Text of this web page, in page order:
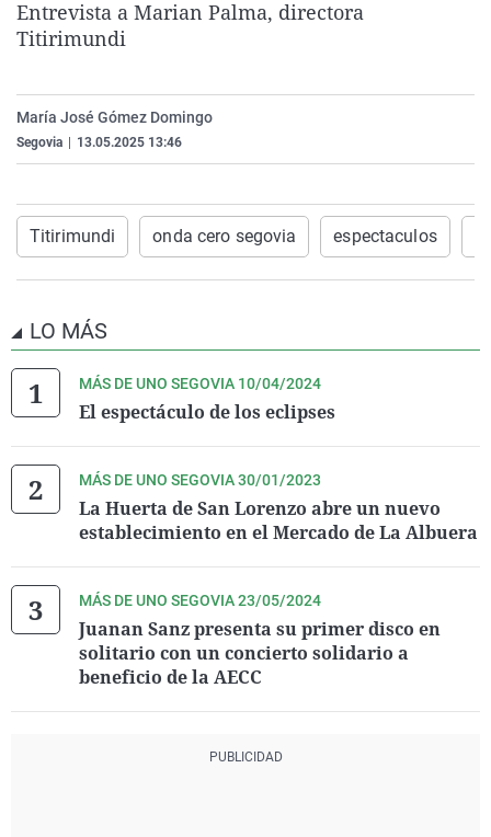
La rosa de los vientos
Como el perro y el
Caso
Equipo de
Extremadura
La Rioja
País Vasco
Virales
Elecciones
Entrevista a Marian Palma, directora
Titirimundi
María José Gómez Domingo
Segovia 13.05.2025 13:46
Titirimundi onda cero segovia espectaculos
LO MÁS
MÁS DE UNO SEGOVIA 10/04/2024
El espectáculo de los eclipses
MÁS DE UNO SEGOVIA 30/01/2023
La Huerta de San Lorenzo abre un nuevo
establecimiento en el Mercado de La Albuera
MÁS DE UNO SEGOVIA 23/05/2024
Juanan Sanz presenta su primer disco en
solitario con un concierto solidario a
beneficio de la AECC